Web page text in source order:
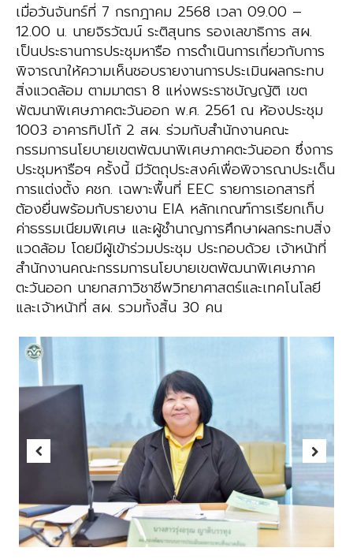
เมื่อวันจันทร์ที่ 7 กรกฎาคม 2568 เวลา 09.00 –
12.00 น. นายจิรวัฒน์ ระติสุนทร รองเลขาธิการ สผ.
เป็นประธานการประชุมหารือ การดำเนินการเกี่ยวกับการ
พิจารณาให้ความเห็นชอบรายงานการประเมินผลกระทบ
สิ่งแวดล้อม ตามมาตรา 8 แห่งพระราชบัญญัติ เขต
พัฒนาพิเศษภาคตะวันออก พ.ศ. 2561 ณ ห้องประชุม
1003 อาคารทิปโก้ 2 สผ. ร่วมกับสำนักงานคณะ
กรรมการนโยบายเขตพัฒนาพิเศษภาคตะวันออก ซึ่งการ
ประชุมหารือฯ ครั้งนี้ มีวัตถุประสงค์เพื่อพิจารณาประเด็น
การแต่งตั้ง คชก. เฉพาะพื้นที่ EEC รายการเอกสารที่
ต้องยื่นพร้อมกับรายงาน EIA หลักเกณฑ์การเรียกเก็บ
ค่าธรรมเนียมพิเศษ และผู้ชำนาญการศึกษาผลกระทบสิ่ง
แวดล้อม โดยมีผู้เข้าร่วมประชุม ประกอบด้วย เจ้าหน้าที่
สำนักงานคณะกรรมการนโยบายเขตพัฒนาพิเศษภาค
ตะวันออก นายกสภาวิชาชีพวิทยาศาสตร์และเทคโนโลยี
และเจ้าหน้าที่ สผ. รวมทั้งสิ้น 30 คน
Next